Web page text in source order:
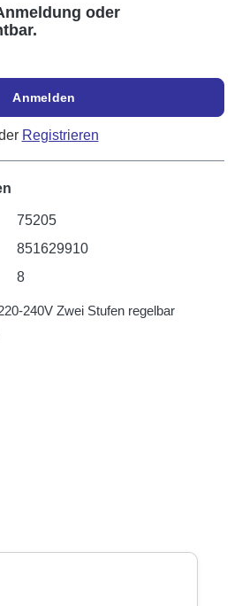
oder
Anmelden
Registrieren
75205
851629910
8
240V Zwei Stufen regelbar